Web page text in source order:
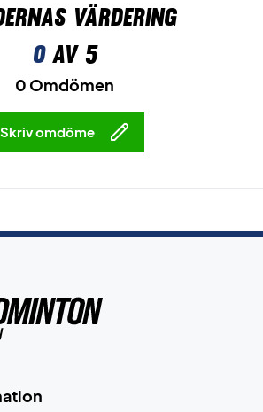
värdering
0av 5
0 Omdömen
Skriv omdöme